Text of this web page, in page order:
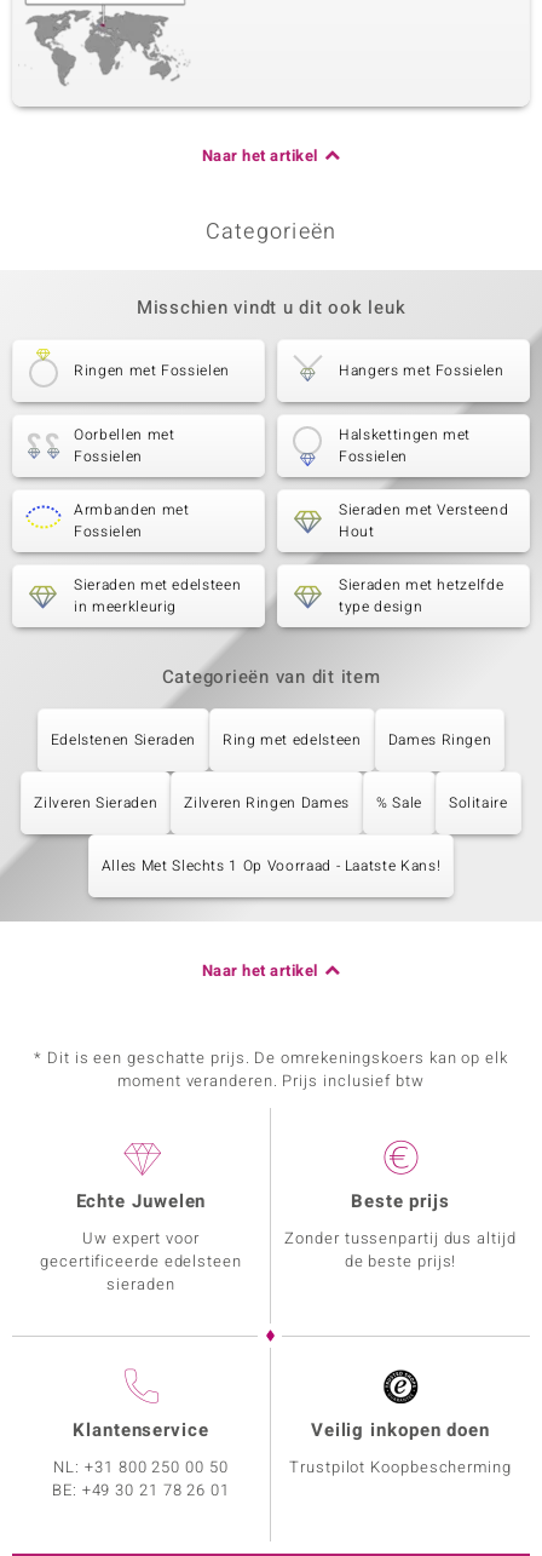
Naar het artikel
Categorieën
Misschien vindt u dit ook leuk
Ringen met Fossielen Hangers met Fossielen
Oorbellen met
Fossielen
Halskettingen met
Fossielen
Armbanden met
Fossielen
Sieraden met Versteend
Hout
Sieraden met edelsteen
in meerkleurig
Sieraden met hetzelfde
type design
Categorieën van dit item
Edelstenen Sieraden Ring met edelsteen Dames Ringen
Zilveren Sieraden Zilveren Ringen Dames % Sale Solitaire
Alles Met Slechts 1 Op Voorraad - Laatste Kans!
Naar het artikel
* Dit is een geschatte prijs. De omrekeningskoers kan op elk
moment veranderen. Prijs inclusief btw
Echte Juwelen
Uw expert voor
gecertificeerde edelsteen
sieraden
Beste prijs
Zonder tussenpartij dus altijd
de beste prijs!
Klantenservice
NL:+31 800 250 00 50
BE: +49 30 21 78 26 01
Veilig inkopen doen
Trustpilot Koopbescherming